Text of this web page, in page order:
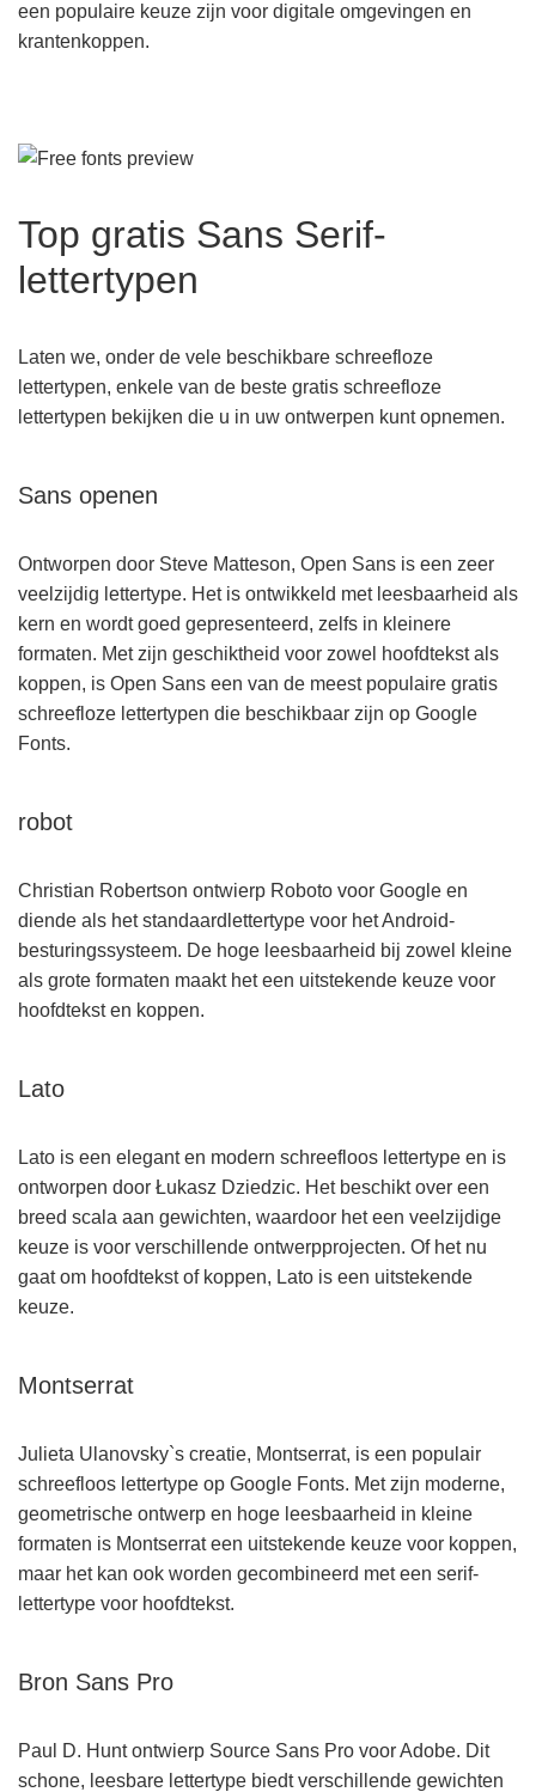
een populaire keuze zijn voor digitale omgevingen en
krantenkoppen.
Top gratis Sans Serif-
lettertypen
Laten we, onder de vele beschikbare schreefloze
lettertypen, enkele van de beste gratis schreefloze
lettertypen bekijken die u in uw ontwerpen kunt opnemen.
Sans openen
Ontworpen door Steve Matteson, Open Sans is een zeer
veelzijdig lettertype. Het is ontwikkeld met leesbaarheid als
kern en wordt goed gepresenteerd, zelfs in kleinere
formaten. Met zijn geschiktheid voor zowel hoofdtekst als
koppen, is Open Sans een van de meest populaire gratis
schreefloze lettertypen die beschikbaar zijn op Google
Fonts.
robot
Christian Robertson ontwierp Roboto voor Google en
diende als het standaardlettertype voor het Android-
besturingssysteem. De hoge leesbaarheid bij zowel kleine
als grote formaten maakt het een uitstekende keuze voor
hoofdtekst en koppen.
Lato
Lato is een elegant en modern schreefloos lettertype en is
ontworpen door Łukasz Dziedzic. Het beschikt over een
breed scala aan gewichten, waardoor het een veelzijdige
keuze is voor verschillende ontwerpprojecten. Of het nu
gaat om hoofdtekst of koppen, Lato is een uitstekende
keuze.
Montserrat
Julieta Ulanovsky`s creatie, Montserrat, is een populair
schreefloos lettertype op Google Fonts. Met zijn moderne,
geometrische ontwerp en hoge leesbaarheid in kleine
formaten is Montserrat een uitstekende keuze voor koppen,
maar het kan ook worden gecombineerd met een serif-
lettertype voor hoofdtekst.
Bron Sans Pro
Paul D. Hunt ontwierp Source Sans Pro voor Adobe. Dit
schone, leesbare lettertype biedt verschillende gewichten